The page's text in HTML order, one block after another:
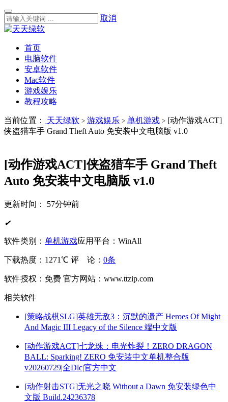
取消
首页
电脑软件
安卓软件
Mac软件
游戏娱乐
教程攻略
当前位置： 天天绿软 > 游戏娱乐 > 单机游戏 > [动作游戏ACT]
侠盗猎车手 Grand Theft Auto 免安装中文电脑版 v1.0
[动作游戏ACT]侠盗猎车手 Grand Theft
Auto 免安装中文电脑版 v1.0
更新时间： 57分钟前
✔
软件类别： 单机游戏应用平台：WinAll
下载热度：1271℃ 评 论： 0条
软件授权：免费 官方网站：www.ttzip.com
相关软件
[策略战棋SLG]英雄无敌3：沉默的遗产 Heroes Of Might
And Magic III Legacy of the Silence 端中文版
[动作游戏ACT]七龙珠：电光炸裂！ZERO DRAGON
BALL: Sparking! ZERO 免安装中文单机整合版
v20260729|全Dlc|官方中文
[动作射击STG]无光之晓 Without a Dawn 免安装绿色中
文版 Build.24236378